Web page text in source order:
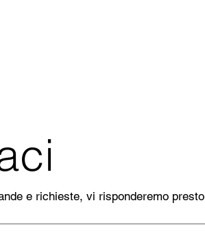
e richieste, vi risponderemo presto